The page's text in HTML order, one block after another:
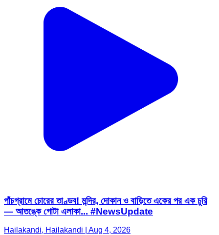
পাঁচগ্রামে চোরের তাণ্ডব! মন্দির, দোকান ও বাড়িতে একের পর এক চুরি
— আতঙ্কে গোটা এলাকা... #NewsUpdate
Hailakandi, Hailakandi | Aug 4, 2026